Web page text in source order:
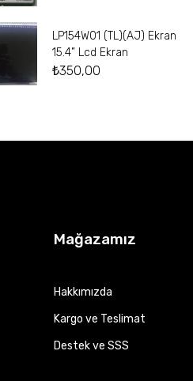
LP154W01 (TL)(AJ) Ekran
15.4” Lcd Ekran
₺350,00
Mağazamız
Hakkımızda
Kargo ve Teslimat
Destek ve SSS